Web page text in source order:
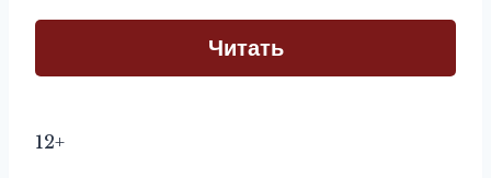
Читать
12+